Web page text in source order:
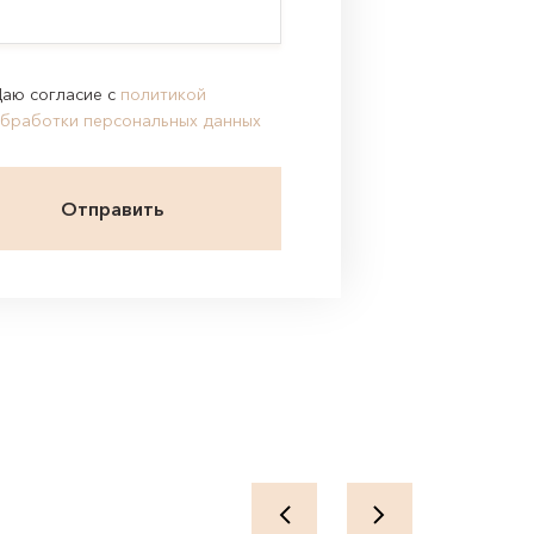
согласие с политикой
персональных данных